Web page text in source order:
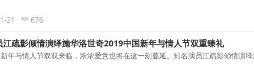
21 676
江疏影倾情演绎施华洛世奇2019中国新年与情人节双重臻礼
年与情人节双双来临，浓浓爱意也将在这一刻蔓延。知名演员江疏影倾情演绎